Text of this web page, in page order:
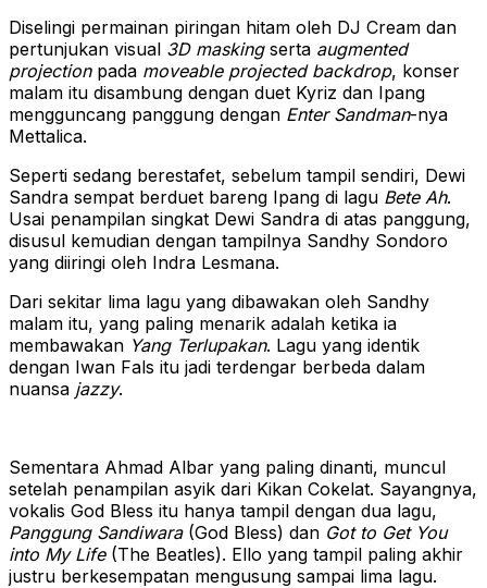
Diselingi permainan piringan hitam oleh DJ Cream dan
pertunjukan visual 3D maskingserta augmented
projectionpada moveable projected backdrop, konser
malam itu disambung dengan duet Kyriz dan Ipang
mengguncang panggung dengan Enter Sandman-nya
Mettalica.
Seperti sedang berestafet, sebelum tampil sendiri, Dewi
Sandra sempat berduet bareng Ipang di lagu Bete Ah.
Usai penampilan singkat Dewi Sandra di atas panggung,
disusul kemudian dengan tampilnya Sandhy Sondoro
yang diiringi oleh Indra Lesmana.
Dari sekitar lima lagu yang dibawakan oleh Sandhy
malam itu, yang paling menarik adalah ketika ia
membawakan Yang Terlupakan. Lagu yang identik
dengan Iwan Fals itu jadi terdengar berbeda dalam
nuansa jazzy.
Sementara Ahmad Albar yang paling dinanti, muncul
setelah penampilan asyik dari Kikan Cokelat. Sayangnya,
vokalis God Bless itu hanya tampil dengan dua lagu,
Panggung Sandiwara(God Bless) dan Got to Get You
into My Life(The Beatles). Ello yang tampil paling akhir
justru berkesempatan mengusung sampai lima lagu.